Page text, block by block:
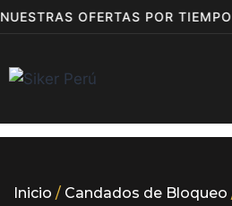
NUESTRAS OFERTAS POR
Inicio / Candados de Bloqueo